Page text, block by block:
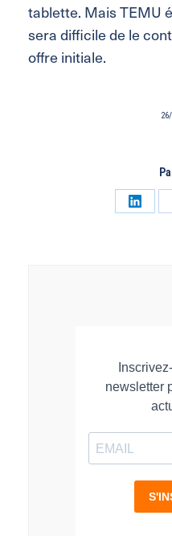
tablette. Mais TEMU
sera difficile de le
offre initiale.